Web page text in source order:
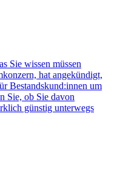
Sie wissen müssen
hat angekündigt,
Bestandskund:innen um
Sie, ob Sie davon
günstig unterwegs